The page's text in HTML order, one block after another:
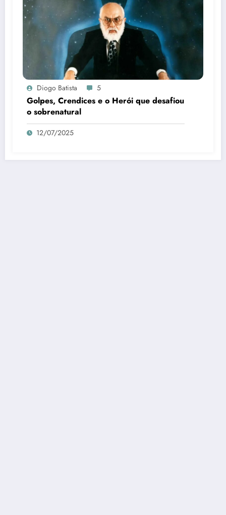
Diogo Batista 5
Golpes, Crendices e o Herói que desafiou
o sobrenatural
12/07/2025